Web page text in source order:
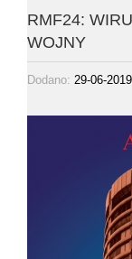
RMF24:
WOJNY
Dodano: 29-06-2019